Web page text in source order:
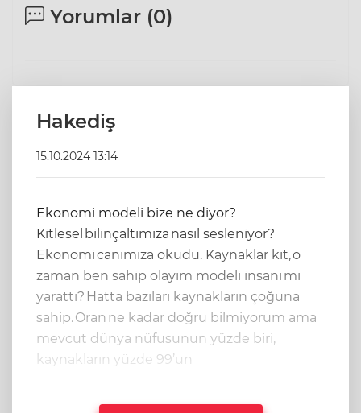
Yorumlar (0)
Hakediş
15.10.2024 13:14
Ekonomi modeli bize ne diyor?
Kitlesel bilinçaltımıza nasıl sesleniyor?
Ekonomi canımıza okudu. Kaynaklar kıt, o
zaman ben sahip olayım modeli insanı mı
yarattı? Hatta bazıları kaynakların çoğuna
sahip. Oran ne kadar doğru bilmiyorum ama
mevcut dünya nüfusunun yüzde biri,
kaynakların yüzde 99’un